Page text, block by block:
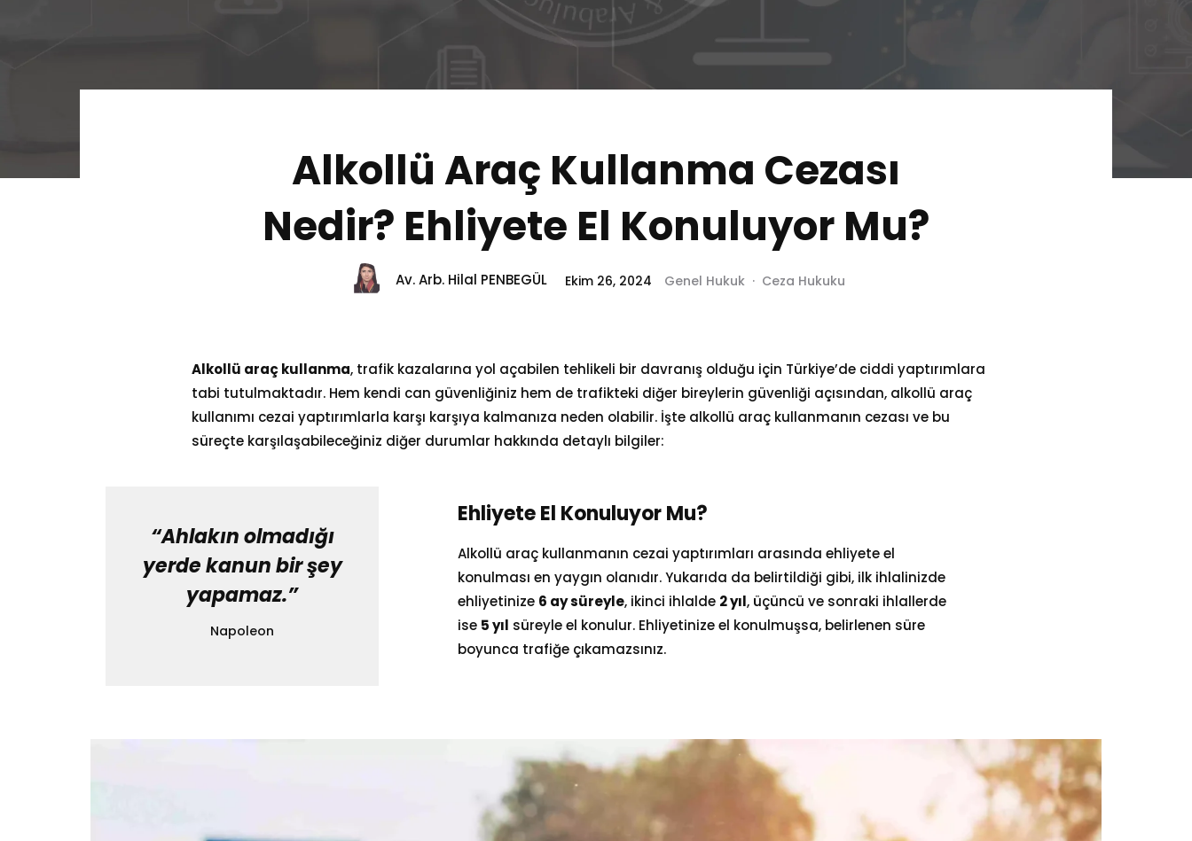
Alkollü Araç Kullanma Cezası
Nedir? Ehliyete El Konuluyor Mu?
Av. Arb. Hilal PENBEGÜL Ekim 26, 2024 Genel Hukuk · Ceza Hukuku
Alkollü araç kullanma, trafik kazalarına yol açabilen tehlikeli bir davranış olduğu için Türkiye’de ciddi yaptırımlara
tabi tutulmaktadır. Hem kendi can güvenliğiniz hem de trafikteki diğer bireylerin güvenliği açısından, alkollü araç
kullanımı cezai yaptırımlarla karşı karşıya kalmanıza neden olabilir. İşte alkollü araç kullanmanın cezası ve bu
süreçte karşılaşabileceğiniz diğer durumlar hakkında detaylı bilgiler:
“Ahlakın olmadığı
yerde kanun bir şey
yapamaz.”
Napoleon
Ehliyete El Konuluyor Mu?
Alkollü araç kullanmanın cezai yaptırımları arasında ehliyete el
konulması en yaygın olanıdır. Yukarıda da belirtildiği gibi, ilk ihlalinizde
ehliyetinize 6 ay süreyle, ikinci ihlalde 2 yıl, üçüncü ve sonraki ihlallerde
ise 5 yıl süreyle el konulur. Ehliyetinize el konulmuşsa, belirlenen süre
boyunca trafiğe çıkamazsınız.